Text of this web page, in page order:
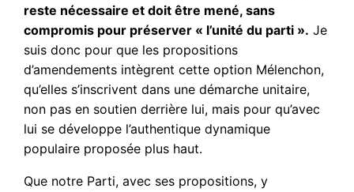
reste nécessaire et doit être mené, sans
compromis pour préserver « l’unité du parti ». Je
suis donc pour que les propositions
d’amendements intègrent cette option Mélenchon,
qu’elles s’inscrivent dans une démarche unitaire,
non pas en soutien derrière lui, mais pour qu’avec
lui se développe l’authentique dynamique
populaire proposée plus haut.
Que notre Parti, avec ses propositions, y